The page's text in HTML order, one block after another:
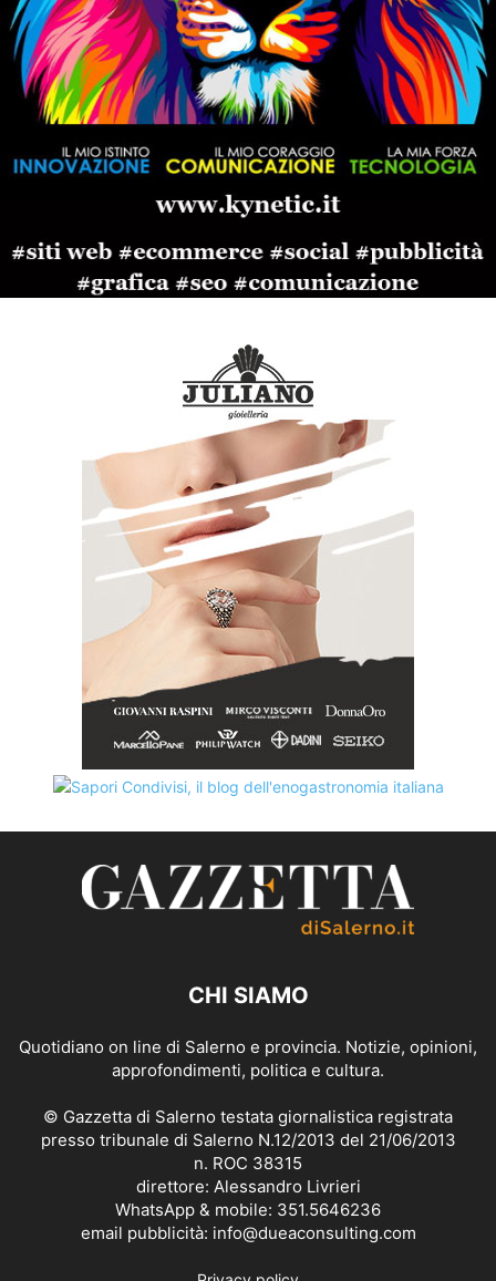
CHI SIAMO
Quotidiano on line di Salerno e provincia. Notizie, opinioni,
approfondimenti, politica e cultura.
© Gazzetta di Salerno testata giornalistica registrata
presso tribunale di Salerno N.12/2013 del 21/06/2013
n. ROC 38315
direttore: Alessandro Livrieri
WhatsApp & mobile: 351.5646236
email pubblicità: info@dueaconsulting.com